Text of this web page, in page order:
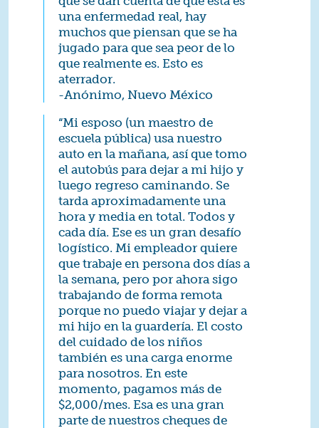
una enfermedad real, hay
muchos que piensan que se ha
jugado para que sea peor de lo
que realmente es. Esto es
aterrador.
-Anónimo, Nuevo México
“Mi esposo (un maestro de
escuela pública) usa nuestro
auto en la mañana, así que tomo
el autobús para dejar a mi hijo y
luego regreso caminando. Se
tarda aproximadamente una
hora y media en total. Todos y
cada día. Ese es un gran desafío
logístico. Mi empleador quiere
que trabaje en persona dos días a
la semana, pero por ahora sigo
trabajando de forma remota
porque no puedo viajar y dejar a
mi hijo en la guardería. El costo
del cuidado de los niños
también es una carga enorme
para nosotros. En este
momento, pagamos más de
$2,000/mes. Esa es una gran
parte de nuestros cheques de